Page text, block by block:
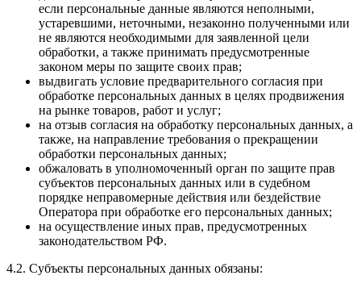
если персональные данные являются неполными,
устаревшими, неточными, незаконно полученными или
не являются необходимыми для заявленной цели
обработки, а также принимать предусмотренные
законом меры по защите своих прав;
выдвигать условие предварительного согласия при
обработке персональных данных в целях продвижения
на рынке товаров, работ и услуг;
на отзыв согласия на обработку персональных данных, а
также, на направление требования о прекращении
обработки персональных данных;
обжаловать в уполномоченный орган по защите прав
субъектов персональных данных или в судебном
порядке неправомерные действия или бездействие
Оператора при обработке его персональных данных;
на осуществление иных прав, предусмотренных
законодательством РФ.
4.2. Субъекты персональных данных обязаны: